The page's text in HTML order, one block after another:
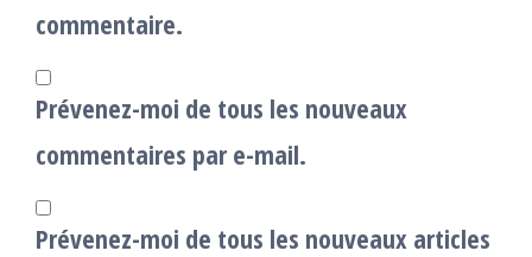
commentaire.
Prévenez-moi de tous les nouveaux
commentaires par e-mail.
Prévenez-moi de tous les nouveaux articles